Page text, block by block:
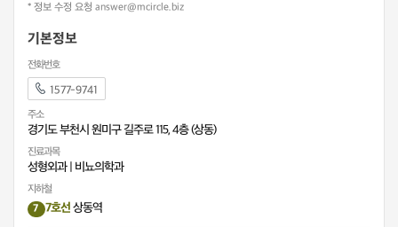
* 정보 수정 요청 answer@mcircle.biz
기본정보
전화번호
1577-9741
주소
경기도 부천시 원미구 길주로 115, 4층 (상동)
진료과목
성형외과| 비뇨의학과
지하철
7 7호선상동역